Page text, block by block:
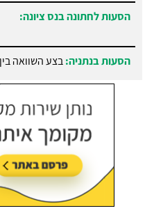
הסעות לחתונה בנס ציונה:
הסעות בנתניה:בצע השוואה